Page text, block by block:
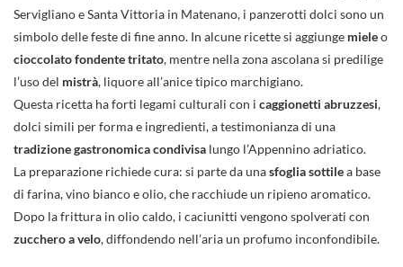
Servigliano e Santa Vittoria in Matenano, i panzerotti dolci sono un
simbolo delle feste di fine anno. In alcune ricette si aggiunge mieleo
cioccolato fondente tritato, mentre nella zona ascolana si predilige
l’uso del mistrà, liquore all’anice tipico marchigiano.
Questa ricetta ha forti legami culturali con i caggionetti abruzzesi,
dolci simili per forma e ingredienti, a testimonianza di una
tradizione gastronomica condivisa lungo l’Appennino adriatico.
La preparazione richiede cura: si parte da unasfoglia sottilea base
di farina, vino bianco e olio, che racchiude un ripieno aromatico.
Dopo la frittura in olio caldo, i caciunitti vengono spolverati con
zucchero a velo, diffondendo nell’aria un profumo inconfondibile.